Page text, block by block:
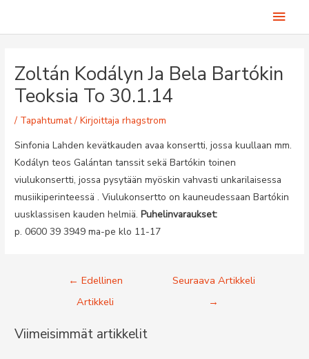
Zoltán Kodályn Ja Bela Bartókin
Teoksia To 30.1.14
/ Tapahtumat/ Kirjoittajarhagstrom
Sinfonia Lahden kevätkauden avaa konsertti, jossa kuullaan mm.
Kodályn teos Galántan tanssit sekä Bartókin toinen
viulukonsertti, jossa pysytään myöskin vahvasti unkarilaisessa
musiikiperinteessä . Viulukonsertto on kauneudessaan Bartókin
uusklassisen kauden helmiä.Puhelinvaraukset:
p. 0600 39 3949 ma-pe klo 11-17
Artikkelien
← Edellinen
Artikkeli
Seuraava Artikkeli
→
Viimeisimmät artikkelit